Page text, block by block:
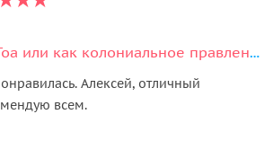
Португальский Гоа или как колониальное правление отразилось на жизни штата.
Алексей, отличный
всем.